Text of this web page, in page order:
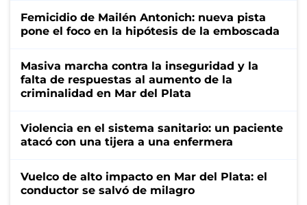
Femicidio de Mailén Antonich: nueva pista
pone el foco en la hipótesis de la emboscada
Masiva marcha contra la inseguridad y la
falta de respuestas al aumento de la
criminalidad en Mar del Plata
Violencia en el sistema sanitario: un paciente
atacó con una tijera a una enfermera
Vuelco de alto impacto en Mar del Plata: el
conductor se salvó de milagro